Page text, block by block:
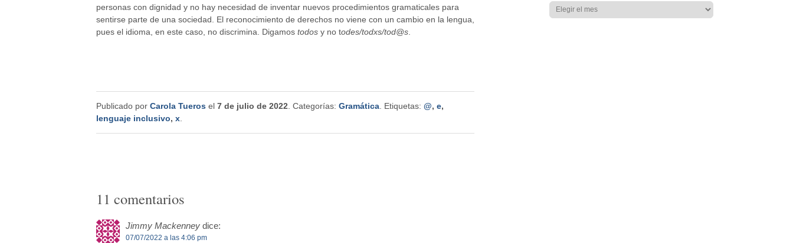
personas con dignidad y no hay necesidad de inventar nuevos procedimientos gramaticales para
sentirse parte de una sociedad. El reconocimiento de derechos no viene con un cambio en la lengua,
pues el idioma, en este caso, no discrimina. Digamos todos y no todes/todxs/tod@s.
Publicado por Carola Tuerosel 7 de julio de 2022 . Categorías: Gramática. Etiquetas: @, e,
lenguaje inclusivo, x.
11 comentarios
Jimmy Mackenney dice:
07/07/2022 a las 4:06 pm